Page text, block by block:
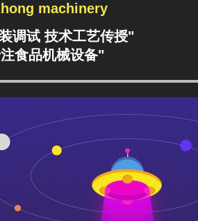
machinery
调试 技术工艺传授"
食品机械设备"